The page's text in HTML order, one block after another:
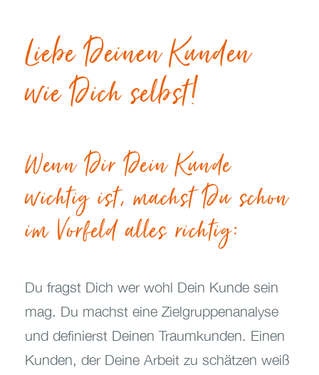
Liebe Deinen Kunden
wie Dich selbst!
Wenn Dir Dein Kunde
wichtig ist, machst Du schon
im Vorfeld alles richtig:
Du fragst Dich wer wohl Dein Kunde sein
mag. Du machst eine Zielgruppenanalyse
und definierst Deinen Traumkunden. Einen
Kunden, der Deine Arbeit zu schätzen weiß